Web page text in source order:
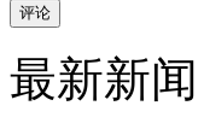
评论
最新新闻